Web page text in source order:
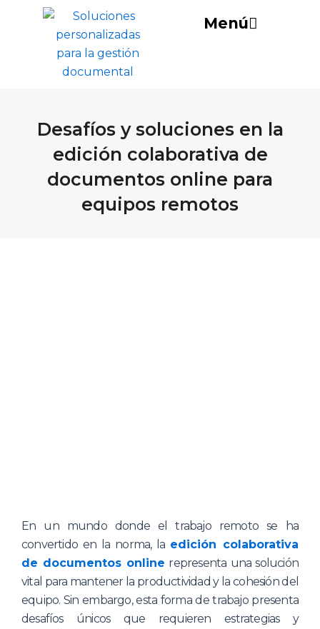
contenido
Menú
Desafíos y soluciones en la
edición colaborativa de
documentos online para
equipos remotos
En un mundo donde el trabajo remoto se ha
convertido en la norma, la edición colaborativa
de documentos online representa una solución
vital para mantener la productividad y la cohesión del
equipo. Sin embargo, esta forma de trabajo presenta
desafíos únicos que requieren estrategias y